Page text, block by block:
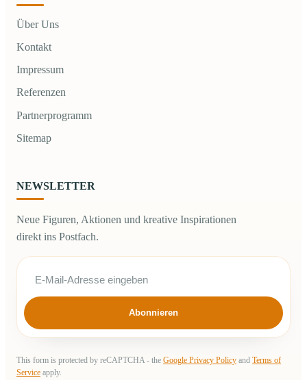
Über Uns
Kontakt
Impressum
Referenzen
Partnerprogramm
Sitemap
NEWSLETTER
Neue Figuren, Aktionen und kreative Inspirationen
direkt ins Postfach.
Abonnieren
This form is protected by reCAPTCHA - the Google Privacy Policy and Terms of
Service apply.